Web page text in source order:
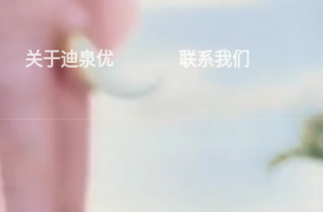
关于迪泉优 联系我们